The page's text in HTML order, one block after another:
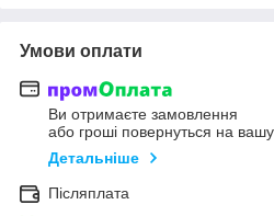
Умови оплати
Ви отримаєте замовлення
або гроші повернуться на вашу
Детальніше
Післяплата